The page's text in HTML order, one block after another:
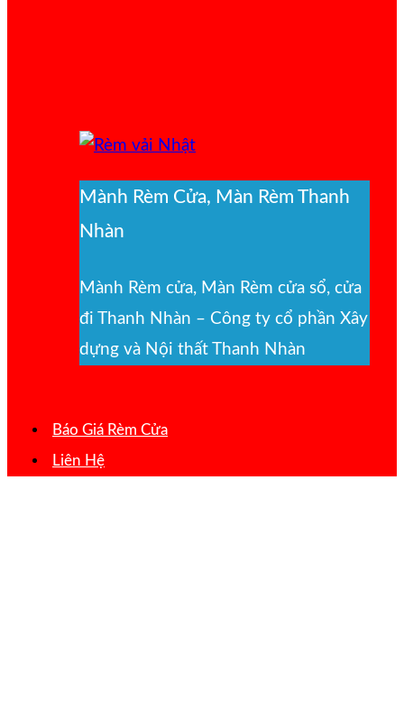
Mành Rèm Cửa, Màn Rèm Thanh
Nhàn
Mành Rèm cửa, Màn Rèm cửa sổ, cửa
đi Thanh Nhàn – Công ty cổ phần Xây
dựng và Nội thất Thanh Nhàn
Báo Giá Rèm Cửa
Liên Hệ